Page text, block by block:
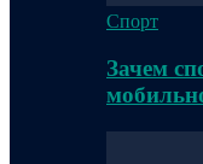
Спорт
Зачем